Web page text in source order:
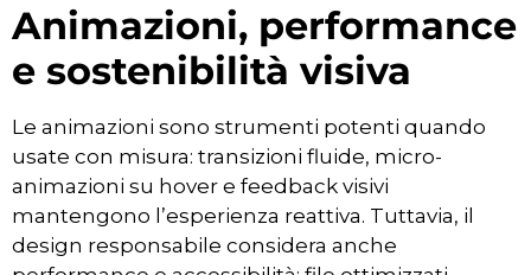
Animazioni, performance
e sostenibilità visiva
Le animazioni sono strumenti potenti quando
usate con misura: transizioni fluide, micro-
animazioni su hover e feedback visivi
mantengono l’esperienza reattiva. Tuttavia, il
design responsabile considera anche